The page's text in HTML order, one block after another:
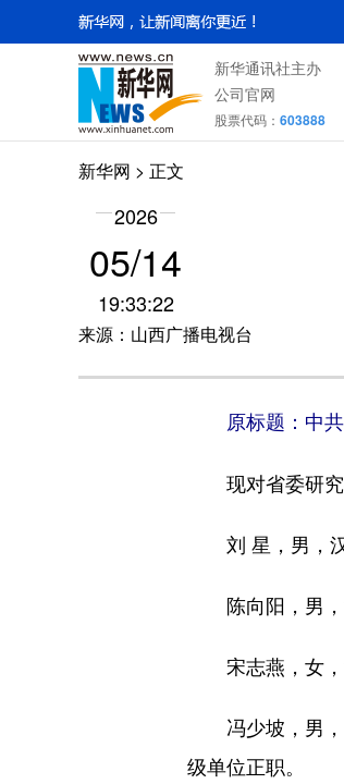
新华通讯社主办
公司官网
股票代码： 603888
新华网 > 正文
2026
05/14
19:33:22
来源：山西广播电视台
原标题：中
现对省委研究
刘 星，男，汉
陈向阳，男，
宋志燕，女，
冯少坡，男，
级单位正职。